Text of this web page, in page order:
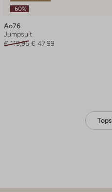
-60%
Ao76
Jumpsuit
€ 119,95 € 47,99
Tops